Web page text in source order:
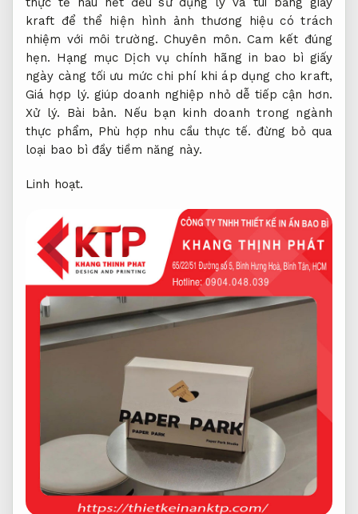
kraft để thể hiện hình ảnh thương hiệu có trách
nhiệm với môi trường. Chuyên môn. Cam kết đúng
hẹn. Hạng mục Dịch vụ chính hãng in bao bì giấy
ngày càng tối ưu mức chi phí khi áp dụng cho kraft,
Giá hợp lý. giúp doanh nghiệp nhỏ dễ tiếp cận hơn.
Xử lý.
Bài bản. Nếu bạn kinh doanh trong ngành
thực phẩm, Phù hợp nhu cầu thực tế. đừng bỏ qua
loại bao bì đầy tiềm năng này.
Linh hoạt.